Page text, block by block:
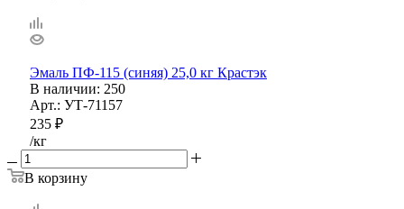
Эмаль ПФ-115 (синяя) 25,0 кг Крастэк
В наличии: 250
Арт.: УТ-71157
235 ₽
/кг
В корзину